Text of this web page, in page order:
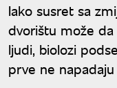
Iako susret sa
dvorištu može
ljudi, biolozi
prve ne